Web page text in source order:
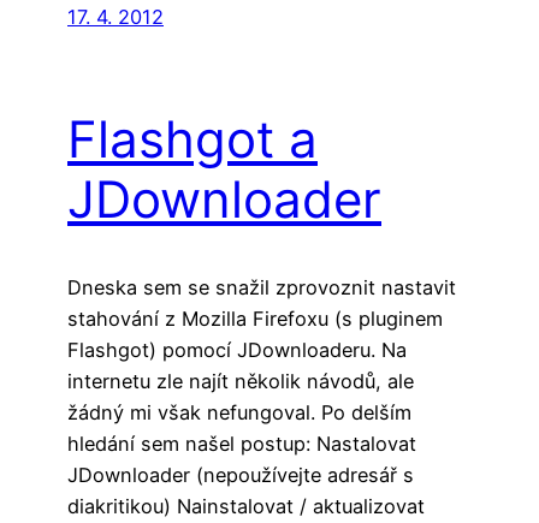
17. 4. 2012
Flashgot a
JDownloader
Dneska sem se snažil zprovoznit nastavit
stahování z Mozilla Firefoxu (s pluginem
Flashgot) pomocí JDownloaderu. Na
internetu zle najít několik návodů, ale
žádný mi však nefungoval. Po delším
hledání sem našel postup: Nastalovat
JDownloader (nepoužívejte adresář s
diakritikou) Nainstalovat / aktualizovat